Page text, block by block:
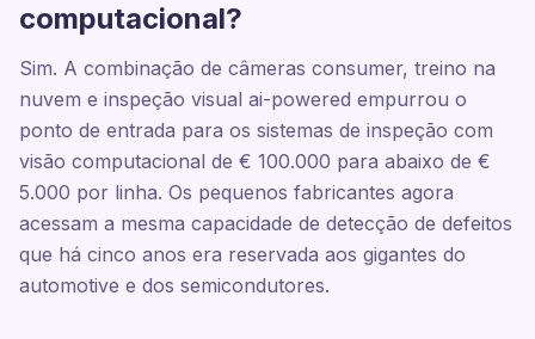
computacional?
Sim. A combinação de câmeras consumer, treino na
nuvem e inspeção visual ai-powered empurrou o
ponto de entrada para os sistemas de inspeção com
visão computacional de € 100.000 para abaixo de €
5.000 por linha. Os pequenos fabricantes agora
acessam a mesma capacidade de detecção de defeitos
que há cinco anos era reservada aos gigantes do
automotive e dos semicondutores.